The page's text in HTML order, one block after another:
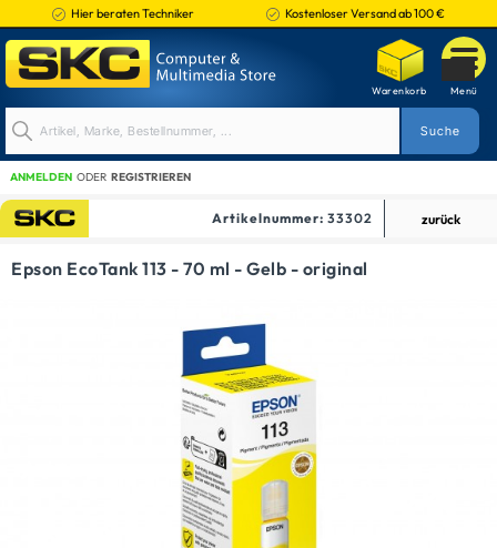
Hier beraten Techniker Kostenloser Versand ab 100 €
ANMELDEN ODER REGISTRIEREN
TINTENPATRONEN
Artikelnummer: 33302 zurück
Epson EcoTank 113 - 70 ml - Gelb - original